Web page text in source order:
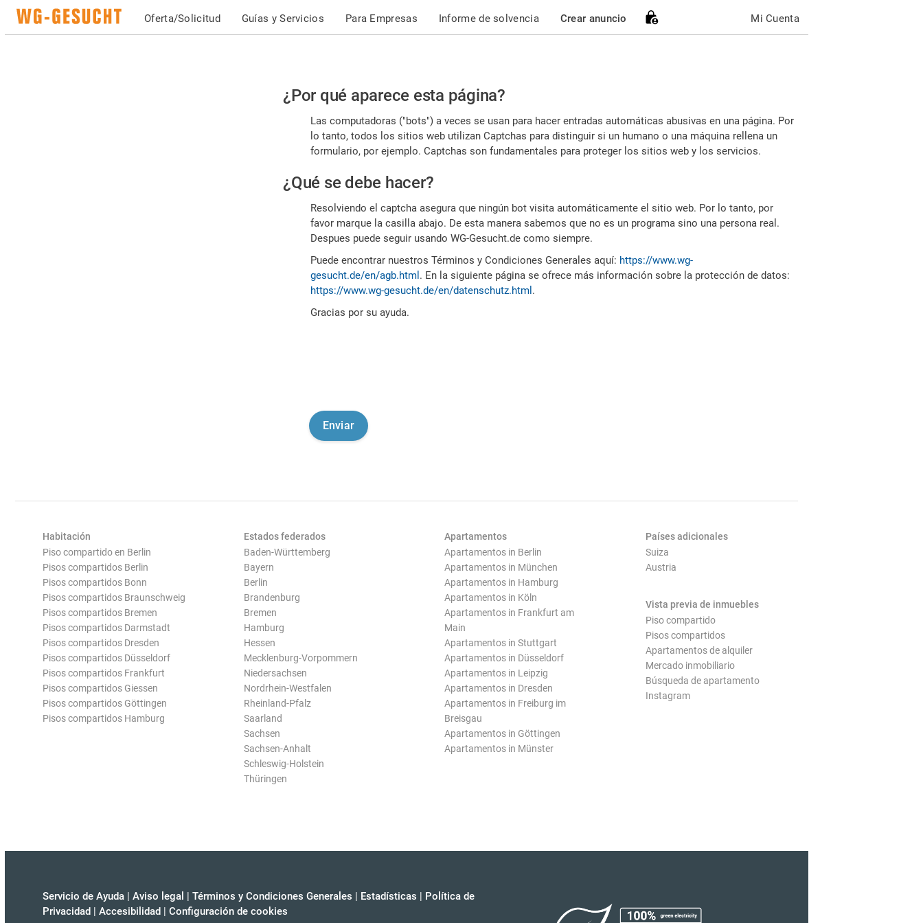
Oferta/Solicitud Guías y Servicios Para Empresas Informe de solvencia Crear anuncio Mi Cuenta
Por
favor,
confirme
es
humano
¿Por qué aparece esta página?
Las computadoras ("bots") a veces se usan para hacer entradas automáticas abusivas en una página. Por
lo tanto, todos los sitios web utilizan Captchas para distinguir si un humano o una máquina rellena un
formulario, por ejemplo. Captchas son fundamentales para proteger los sitios web y los servicios.
¿Qué se debe hacer?
Resolviendo el captcha asegura que ningún bot visita automáticamente el sitio web. Por lo tanto, por
favor marque la casilla abajo. De esta manera sabemos que no es un programa sino una persona real.
Despues puede seguir usando WG-Gesucht.de como siempre.
Puede encontrar nuestros Términos y Condiciones Generales aquí: https://www.wg-
gesucht.de/en/agb.html . En la siguiente página se ofrece más información sobre la protección de datos:
https://www.wg-gesucht.de/en/datenschutz.html .
Gracias por su ayuda.
Habitación
Piso compartido en Berlin
Pisos compartidos Berlin
Pisos compartidos Bonn
Pisos compartidos Braunschweig
Pisos compartidos Bremen
Pisos compartidos Darmstadt
Pisos compartidos Dresden
Pisos compartidos Düsseldorf
Pisos compartidos Frankfurt
Pisos compartidos Giessen
Pisos compartidos Göttingen
Pisos compartidos Hamburg
Estados federados
Baden-Württemberg
Bayern
Berlin
Brandenburg
Bremen
Hamburg
Hessen
Mecklenburg-Vorpommern
Niedersachsen
Nordrhein-Westfalen
Rheinland-Pfalz
Saarland
Sachsen
Sachsen-Anhalt
Schleswig-Holstein
Thüringen
Apartamentos
Apartamentos in Berlin
Apartamentos in München
Apartamentos in Hamburg
Apartamentos in Köln
Apartamentos in Frankfurt am
Main
Apartamentos in Stuttgart
Apartamentos in Düsseldorf
Apartamentos in Leipzig
Apartamentos in Dresden
Apartamentos in Freiburg im
Breisgau
Apartamentos in Göttingen
Apartamentos in Münster
Países adicionales
Suiza
Austria
Vista previa de inmuebles
Piso compartido
Pisos compartidos
Apartamentos de alquiler
Mercado inmobiliario
Búsqueda de apartamento
Instagram
Servicio de Ayuda | Aviso legal | Términos y Condiciones Generales | Estadísticas | Política de
Privacidad | Accesibilidad | Configuración de cookies